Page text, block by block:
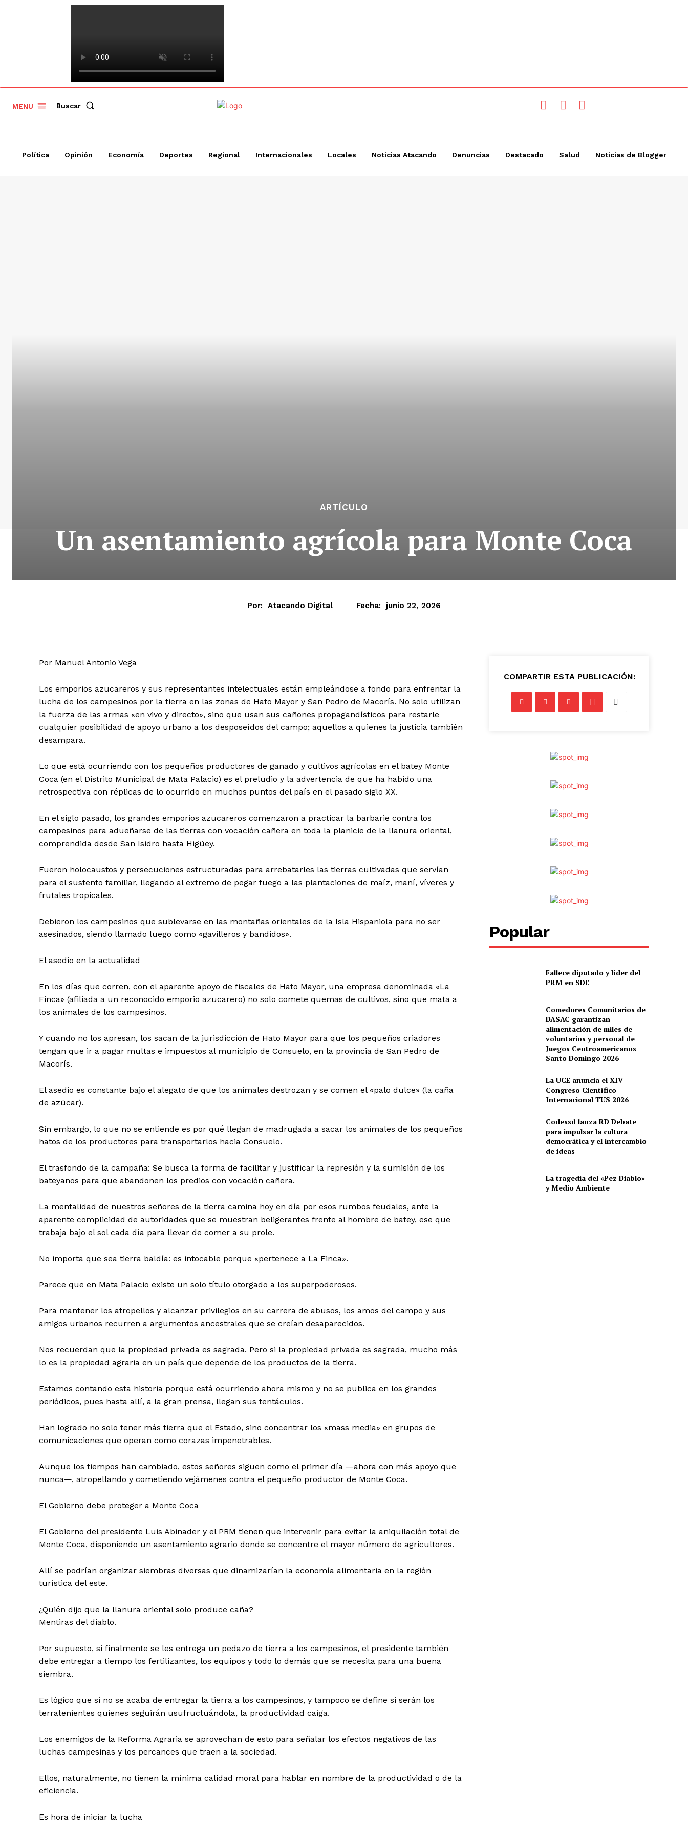
MENU Buscar
Política Opinión Economía Deportes Regional Internacionales Locales Noticias Atacando Denuncias Destacado Salud Noticias de Blogger
ARTÍCULO
Un asentamiento agrícola para Monte Coca
Por: Atacando Digital Fecha: junio 22, 2026
Por Manuel Antonio Vega
Los emporios azucareros y sus representantes intelectuales están empleándose a fondo para enfrentar la
lucha de los campesinos por la tierra en las zonas de Hato Mayor y San Pedro de Macorís. No solo utilizan
la fuerza de las armas «en vivo y directo», sino que usan sus cañones propagandísticos para restarle
cualquier posibilidad de apoyo urbano a los desposeídos del campo; aquellos a quienes la justicia también
desampara.
Lo que está ocurriendo con los pequeños productores de ganado y cultivos agrícolas en el batey Monte
Coca (en el Distrito Municipal de Mata Palacio) es el preludio y la advertencia de que ha habido una
retrospectiva con réplicas de lo ocurrido en muchos puntos del país en el pasado siglo XX.
En el siglo pasado, los grandes emporios azucareros comenzaron a practicar la barbarie contra los
campesinos para adueñarse de las tierras con vocación cañera en toda la planicie de la llanura oriental,
comprendida desde San Isidro hasta Higüey.
Fueron holocaustos y persecuciones estructuradas para arrebatarles las tierras cultivadas que servían
para el sustento familiar, llegando al extremo de pegar fuego a las plantaciones de maíz, maní, víveres y
frutales tropicales.
Debieron los campesinos que sublevarse en las montañas orientales de la Isla Hispaniola para no ser
asesinados, siendo llamado luego como «gavilleros y bandidos».
El asedio en la actualidad
En los días que corren, con el aparente apoyo de fiscales de Hato Mayor, una empresa denominada «La
Finca» (afiliada a un reconocido emporio azucarero) no solo comete quemas de cultivos, sino que mata a
los animales de los campesinos.
Y cuando no los apresan, los sacan de la jurisdicción de Hato Mayor para que los pequeños criadores
tengan que ir a pagar multas e impuestos al municipio de Consuelo, en la provincia de San Pedro de
Macorís.
El asedio es constante bajo el alegato de que los animales destrozan y se comen el «palo dulce» (la caña
de azúcar).
Sin embargo, lo que no se entiende es por qué llegan de madrugada a sacar los animales de los pequeños
hatos de los productores para transportarlos hacia Consuelo.
El trasfondo de la campaña: Se busca la forma de facilitar y justificar la represión y la sumisión de los
bateyanos para que abandonen los predios con vocación cañera.
La mentalidad de nuestros señores de la tierra camina hoy en día por esos rumbos feudales, ante la
aparente complicidad de autoridades que se muestran beligerantes frente al hombre de batey, ese que
trabaja bajo el sol cada día para llevar de comer a su prole.
No importa que sea tierra baldía: es intocable porque «pertenece a La Finca».
Parece que en Mata Palacio existe un solo título otorgado a los superpoderosos.
Para mantener los atropellos y alcanzar privilegios en su carrera de abusos, los amos del campo y sus
amigos urbanos recurren a argumentos ancestrales que se creían desaparecidos.
Nos recuerdan que la propiedad privada es sagrada. Pero si la propiedad privada es sagrada, mucho más
lo es la propiedad agraria en un país que depende de los productos de la tierra.
Estamos contando esta historia porque está ocurriendo ahora mismo y no se publica en los grandes
periódicos, pues hasta allí, a la gran prensa, llegan sus tentáculos.
Han logrado no solo tener más tierra que el Estado, sino concentrar los «mass media» en grupos de
comunicaciones que operan como corazas impenetrables.
Aunque los tiempos han cambiado, estos señores siguen como el primer día —ahora con más apoyo que
nunca—, atropellando y cometiendo vejámenes contra el pequeño productor de Monte Coca.
El Gobierno debe proteger a Monte Coca
El Gobierno del presidente Luis Abinader y el PRM tienen que intervenir para evitar la aniquilación total de
Monte Coca, disponiendo un asentamiento agrario donde se concentre el mayor número de agricultores.
Allí se podrían organizar siembras diversas que dinamizarían la economía alimentaria en la región
turística del este.
¿Quién dijo que la llanura oriental solo produce caña?
Mentiras del diablo.
Por supuesto, si finalmente se les entrega un pedazo de tierra a los campesinos, el presidente también
debe entregar a tiempo los fertilizantes, los equipos y todo lo demás que se necesita para una buena
siembra.
Es lógico que si no se acaba de entregar la tierra a los campesinos, y tampoco se define si serán los
terratenientes quienes seguirán usufructuándola, la productividad caiga.
Los enemigos de la Reforma Agraria se aprovechan de esto para señalar los efectos negativos de las
luchas campesinas y los percances que traen a la sociedad.
Ellos, naturalmente, no tienen la mínima calidad moral para hablar en nombre de la productividad o de la
eficiencia.
Es hora de iniciar la lucha
COMPARTIR ESTA PUBLICACIÓN:
Popular
Fallece diputado y líder del
PRM en SDE
Comedores Comunitarios de
DASAC garantizan
alimentación de miles de
voluntarios y personal de
Juegos Centroamericanos
Santo Domingo 2026
La UCE anuncia el XIV
Congreso Científico
Internacional TUS 2026
Codessd lanza RD Debate
para impulsar la cultura
democrática y el intercambio
de ideas
La tragedia del «Pez Diablo»
y Medio Ambiente